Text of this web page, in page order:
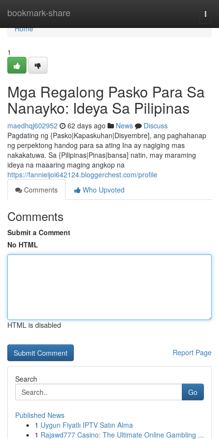
bookmark-share
Home
Home
1
Mga Regalong Pasko Para Sa
Nanayko: Ideya Sa Pilipinas
maedhqj602952 62 days ago News
Discuss
Pagdating ng {Pasko|Kapaskuhan|Disyembre], ang paghahanap
ng perpektong handog para sa ating Ina ay nagiging mas
nakakatuwa. Sa {Pilipinas|Pinas|bansa] natin, may maraming
ideya na maaaring maging angkop na
https://fannieijoi642124.bloggerchest.com/profile
Comments
Who Upvoted
Comments
Submit a Comment
No HTML
HTML is disabled
Report Page
Search
Go
Published News
1 Uygun Fiyatlı IPTV Satın Alma
1 Rajawd777 Casino: The Ultimate Online Gambling ...